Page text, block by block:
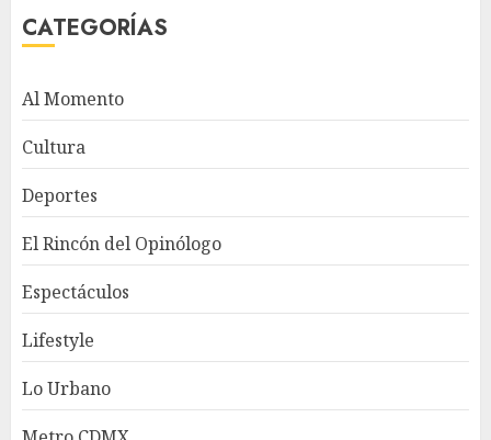
CATEGORÍAS
Al Momento
Cultura
Deportes
El Rincón del Opinólogo
Espectáculos
Lifestyle
Lo Urbano